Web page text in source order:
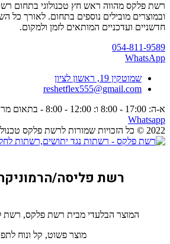
רשת פלקס מהווה ראש חץ טכנולוגי בתחום
ובמוצרים מובילים נוספים בתחום. לאורך כל
חדשניים ועדכניים המותאים לזמן ולמקום.
054-811-9589
WhatsApp
שמוטקין 19, ראשון לציון
reshetflex555@gmail.com
א-ה: 17:00 - 8:00 ו: 12:00 - 8:00 - בתאום מראש
Whatsapp
2022 © כל הזכויות שמורות לרשת פלקס טכנולוגיות מתקדמות בע"מ
רשת פליסה/
המוצר הבלעדי מבית רשת פלקס, רשת
מוצר פשוט, קל ונוח